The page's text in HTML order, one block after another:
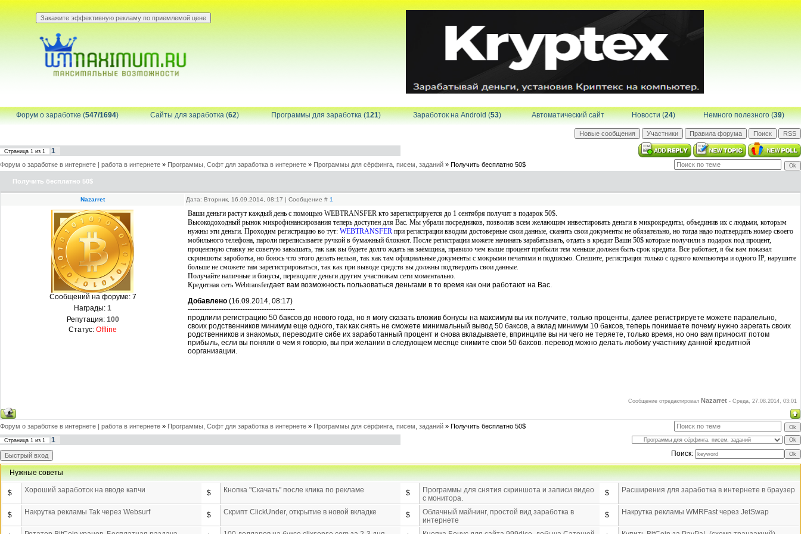
Форум о заработке (547/1694) Сайты для заработка (62) Программы для заработка (121) Заработок на Android (53) Автоматический сайт Новости (24) Немного полезного (39)
Страница 1 из 1 1
Форум о заработке в интернете | работа в интернете » Программы, Софт для заработка в интернете » Программы для сёрфинга, писем, заданий » Получить бесплатно 50$
Получить бесплатно 50$
Nazarret Дата: Вторник, 16.09.2014, 08:17 | Сообщение # 1
Сообщений на форуме: 7
Награды: 1
Репутация: 100
Статус: Offline
Ваши деньги растут каждый день c помощью WEBTRANSFER кто зарегистрируется до 1 сентября получит в подарок 50$.
Высокодоходный рынок микрофинансирования теперь доступен для Вас. Мы убрали посредников, позволив всем желающим инвестировать деньги в микрокредиты, объединив их с людьми, которым
нужны эти деньги. Проходим регистрацию во тут: WEBTRANSFER при регистрации вводим достоверные свои данные, сканить свои документы не обязательно, но тогда надо подтвердить номер своего
мобильного телефона, пароли переписываете ручкой в бумажный блокнот. После регистрации можете начинать зарабатывать, отдать в кредит Ваши 50$ которые получили в подарок под процент,
процентную ставку не советую завышать, так как вы будете долго ждать на заёмщика, правило чем выше процент прибыли тем меньше должен быть срок кредита. Все работает, я бы вам показал
скриншоты зароботка, но боюсь что этого делать нельзя, так как там официальные документы с мокрыми печатями и подписью. Спешите, регистрация только с одного компьютера и одного IP, нарушите
больше не сможете там зарегистрироваться, так как при выводе средств вы должны подтвердить свои данные.
Получайте наличные и бонусы, переводите деньги другим участникам сети моментально.
Кредитная сеть Webtransferдает вам возможность пользоваться деньгами в то время как они работают на Вас.
Добавлено (16.09.2014, 08:17)
---------------------------------------------
продлили регистрацию 50 баксов до нового года, но я могу сказать вложив бонусы на максимум вы их получите, только проценты, далее регистрируете можете паралельно,
своих родственников минимум еще одного, так как снять не сможете минимальный вывод 50 баксов, а вклад минимум 10 баксов, теперь понимаете почему нужно зарегать своих
родственников и знакомых, переводите сибе их заработанный процент и снова вкладываете, впринципе вы ни чего не теряете, только время, но оно вам приносит потом
прибыль, если вы поняли о чем я говорю, вы при желании в следующем месяце снимите свои 50 баксов. перевод можно делать любому участнику данной кредитной
оорганизации.
Сообщение отредактировал Nazarret - Среда, 27.08.2014, 03:01
Форум о заработке в интернете | работа в интернете » Программы, Софт для заработка в интернете » Программы для сёрфинга, писем, заданий » Получить бесплатно 50$
Страница 1 из 1
1
Поиск:
Нужные советы
$ Хороший заработок на вводе капчи $ Кнопка "Скачать" после клика по рекламе $
Программы для снятия скриншота и записи видео
с монитора.
$ Расширения для заработка в интернете в браузер
$ Накрутка рекламы Tak через Websurf $ Скрипт ClickUnder, открытие в новой вкладке $
Облачный майнинг, простой вид заработка в
интернете
$ Накрутка рекламы WMRFast через JetSwap